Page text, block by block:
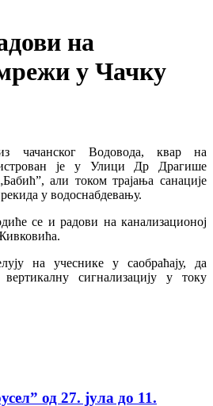
на
у Чачку
чачанског Водовода, квар на
је у Улици Др Драгише
али током трајања санације
у водоснабдевању.
се и радови на канализационој
на учеснике у саобраћају, да
сигнализацију у току
од 27. јула до 11.